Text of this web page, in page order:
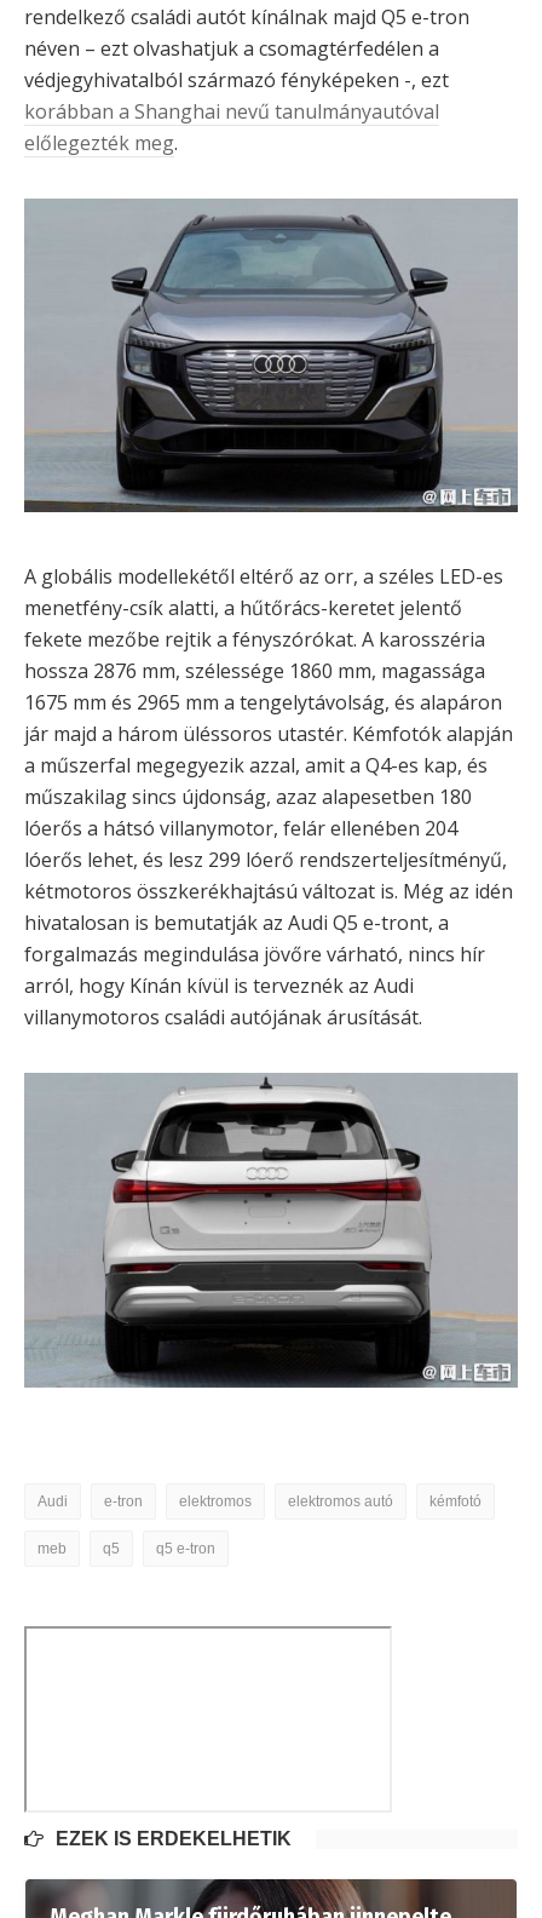
rendelkező családi autót kínálnak majd Q5 e-tron
néven – ezt olvashatjuk a csomagtérfedélen a
védjegyhivatalból származó fényképeken -, ezt
korábban a Shanghai nevű tanulmányautóval
előlegezték meg.
A globális modellekétől eltérő az orr, a széles LED-es
menetfény-csík alatti, a hűtőrács-keretet jelentő
fekete mezőbe rejtik a fényszórókat. A karosszéria
hossza 2876 mm, szélessége 1860 mm, magassága
1675 mm és 2965 mm a tengelytávolság, és alapáron
jár majd a három üléssoros utastér. Kémfotók alapján
a műszerfal megegyezik azzal, amit a Q4-es kap, és
műszakilag sincs újdonság, azaz alapesetben 180
lóerős a hátsó villanymotor, felár ellenében 204
lóerős lehet, és lesz 299 lóerő rendszerteljesítményű,
kétmotoros összkerékhajtású változat is. Még az idén
hivatalosan is bemutatják az Audi Q5 e-tront, a
forgalmazás megindulása jövőre várható, nincs hír
arról, hogy Kínán kívül is terveznék az Audi
villanymotoros családi autójának árusítását.
Audi e-tron elektromos elektromos autó kémfotó
meb q5 q5 e-tron
EZEK IS ÉRDEKELHETIK